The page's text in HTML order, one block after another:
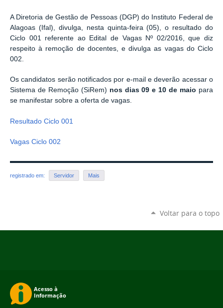
A Diretoria de Gestão de Pessoas (DGP) do Instituto Federal de
Alagoas (Ifal), divulga, nesta quinta-feira (05), o resultado do
Ciclo 001 referente ao Edital de Vagas Nº 02/2016, que diz
respeito à remoção de docentes, e divulga as vagas do Ciclo
002.
Os candidatos serão notificados por e-mail e deverão acessar o
Sistema de Remoção (SiRem) nos dias 09 e 10de maio para
se manifestar sobre a oferta de vagas.
Resultado Ciclo 001
Vagas Ciclo 002
registrado em: Servidor Mais
Voltar para o topo